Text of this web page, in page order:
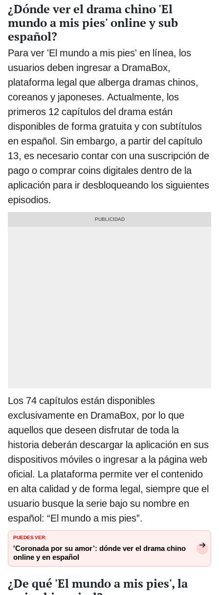
¿Dónde ver el drama chino 'El
mundo a mis pies' online y sub
español?
Para ver 'El mundo a mis pies' en línea, los
usuarios deben ingresar a DramaBox,
plataforma legal que alberga dramas chinos,
coreanos y japoneses. Actualmente, los
primeros 12 capítulos del drama están
disponibles de forma gratuita y con subtítulos
en español. Sin embargo, a partir del capítulo
13, es necesario contar con una suscripción de
pago o comprar coins digitales dentro de la
aplicación para ir desbloqueando los siguientes
episodios.
Los 74 capítulos están disponibles
exclusivamente en DramaBox, por lo que
aquellos que deseen disfrutar de toda la
historia deberán descargar la aplicación en sus
dispositivos móviles o ingresar a la página web
oficial. La plataforma permite ver el contenido
en alta calidad y de forma legal, siempre que el
usuario busque la serie bajo su nombre en
español: “El mundo a mis pies”.
PUEDES VER:
'Coronada por su amor’: dónde ver el drama chino
online y en español
¿De qué 'El mundo a mis pies', la